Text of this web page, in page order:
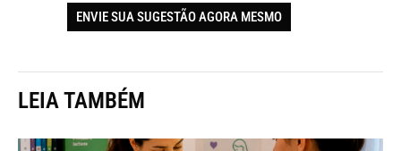
ENVIE SUA SUGESTÃO AGORA MESMO
LEIA TAMBÉM